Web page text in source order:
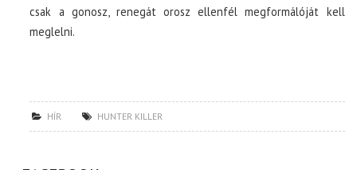
csak a gonosz, renegát orosz ellenfél megformálóját kell
meglelni.
HÍR HUNTER KILLER